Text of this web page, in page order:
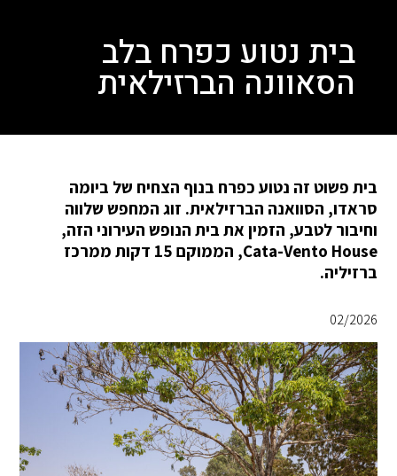
בית נטוע כפרח בלב
הסאוונה הברזילאית
בית פשוט זה נטוע כפרח בנוף הצחיח של ביומה
סראדו, הסוואנה הברזילאית. זוג המחפש שלווה
וחיבור לטבע, הזמין את בית הנופש העירוני הזה,
Cata-Vento House, הממוקם 15 דקות ממרכז
ברזיליה.
02/2026